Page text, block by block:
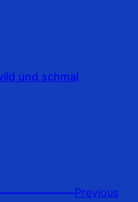
und schmal
Previousㅤ